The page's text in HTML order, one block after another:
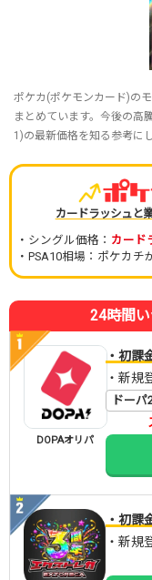
ポケカ(ポケモンカード)の
まとめています。今後の高
1)の最新価格を知る参考に
カードラッシュと
・シングル価格： カード
・PSA10相場：ポケカ
24時間
DOPAオリパ
・初課
・新規
ドーパ
・初課
・新規